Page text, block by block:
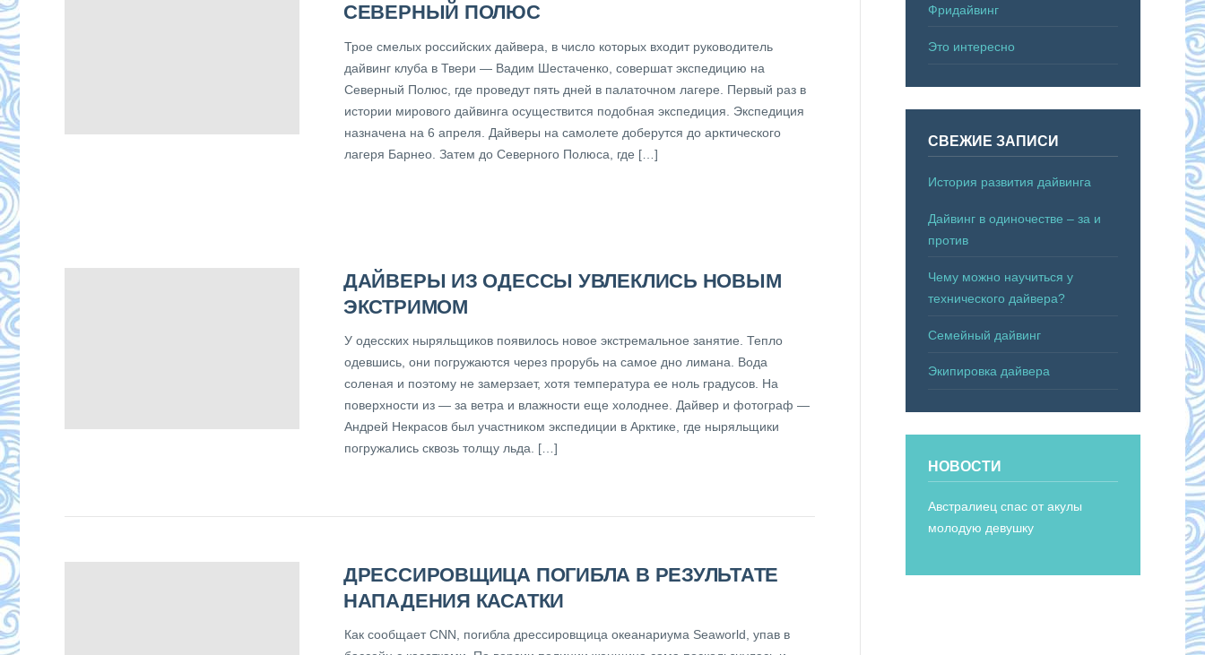
СЕВЕРНЫЙ ПОЛЮС
Трое смелых российских дайвера, в число которых входит руководитель
дайвинг клуба в Твери — Вадим Шестаченко, совершат экспедицию на
Северный Полюс, где проведут пять дней в палаточном лагере. Первый раз в
истории мирового дайвинга осуществится подобная экспедиция. Экспедиция
назначена на 6 апреля. Дайверы на самолете доберутся до арктического
лагеря Барнео. Затем до Северного Полюса, где […]
ДАЙВЕРЫ ИЗ ОДЕССЫ УВЛЕКЛИСЬ НОВЫМ
ЭКСТРИМОМ
У одесских ныряльщиков появилось новое экстремальное занятие. Тепло
одевшись, они погружаются через прорубь на самое дно лимана. Вода
соленая и поэтому не замерзает, хотя температура ее ноль градусов. На
поверхности из — за ветра и влажности еще холоднее. Дайвер и фотограф —
Андрей Некрасов был участником экспедиции в Арктике, где ныряльщики
погружались сквозь толщу льда. […]
ДРЕССИРОВЩИЦА ПОГИБЛА В РЕЗУЛЬТАТЕ
НАПАДЕНИЯ КАСАТКИ
Как сообщает CNN, погибла дрессировщица океанариума Seaworld, упав в
Фридайвинг
Это интересно
СВЕЖИЕ ЗАПИСИ
История развития дайвинга
Дайвинг в одиночестве – за и
против
Чему можно научиться у
технического дайвера?
Семейный дайвинг
Экипировка дайвера
НОВОСТИ
Австралиец спас от акулы
молодую девушку